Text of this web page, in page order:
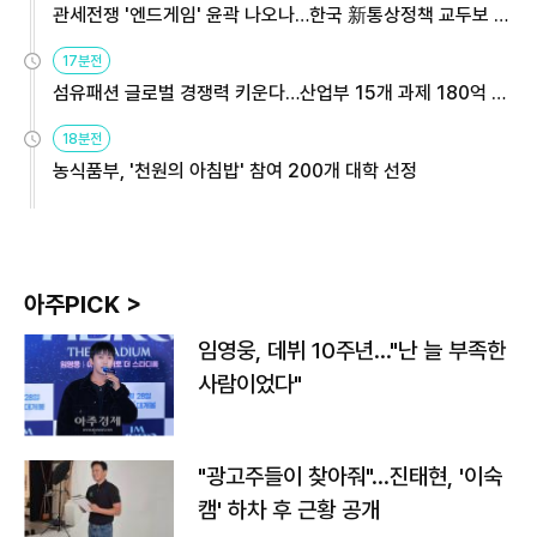
관세전쟁 '엔드게임' 윤곽 나오나…한국 新통상정책 교두보 활
용해야
17분전
섬유패션 글로벌 경쟁력 키운다…산업부 15개 과제 180억 지
원
18분전
농식품부, '천원의 아침밥' 참여 200개 대학 선정
아주PICK >
임영웅, 데뷔 10주년…"난 늘 부족한
사람이었다"
"광고주들이 찾아줘"…진태현, '이숙
캠' 하차 후 근황 공개